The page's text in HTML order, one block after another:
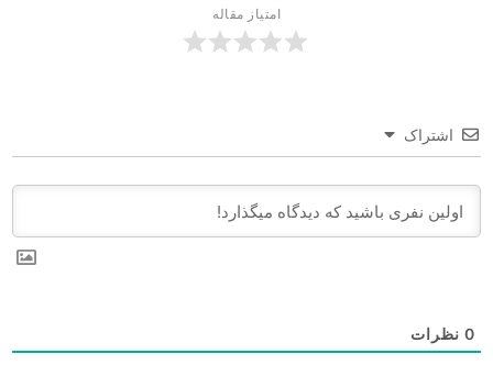
امتیاز مقاله
اشتراک
0 نظرات